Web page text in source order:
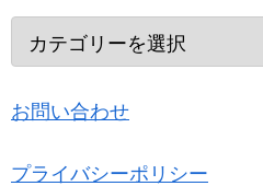
お問い合わせ
プライバシーポリシー